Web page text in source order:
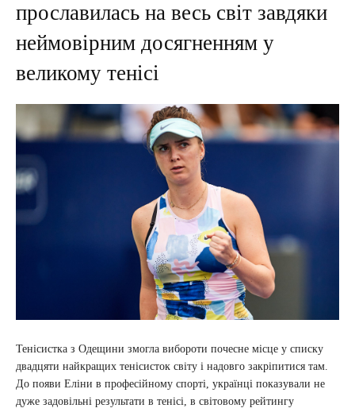
прославилась на весь світ завдяки
неймовірним досягненням у
великому тенісі
Тенісистка з Одещини змогла вибороти почесне місце у списку
двадцяти найкращих тенісисток світу і надовго закріпитися там.
До появи Еліни в професійному спорті, українці показували не
дуже задовільні результати в тенісі, в світовому рейтингу